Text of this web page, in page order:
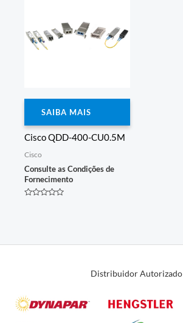
SAIBA MAIS
Cisco QDD-400-CU0.5M
Cisco
Consulte as Condições de
Fornecimento
Distribuidor Autorizado